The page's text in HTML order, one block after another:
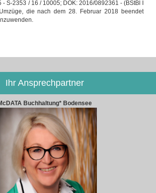
- S-2353 / 16 / 10005; DOK: 2016/0892361 - (BStBl I
die nach dem 28. Februar 2018 beendet
Ihr Ansprechpartner
Buchhaltung* Bodensee